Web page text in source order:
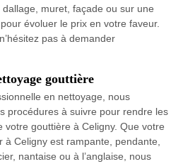
muret, façade ou sur une
évoluer le prix en votre faveur.
pas à demander
gouttière
en nettoyage, nous
procédures à suivre pour rendre les
votre gouttière à Celigny. Que votre
Celigny est rampante, pendante,
nantaise ou à l’anglaise, nous